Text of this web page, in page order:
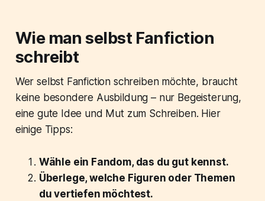
Wie man selbst Fanfiction
schreibt
Wer selbst Fanfiction schreiben möchte, braucht
keine besondere Ausbildung – nur Begeisterung,
eine gute Idee und Mut zum Schreiben. Hier
einige Tipps:
Wähle ein Fandom, das du gut kennst.
Überlege, welche Figuren oder Themen
du vertiefen möchtest.